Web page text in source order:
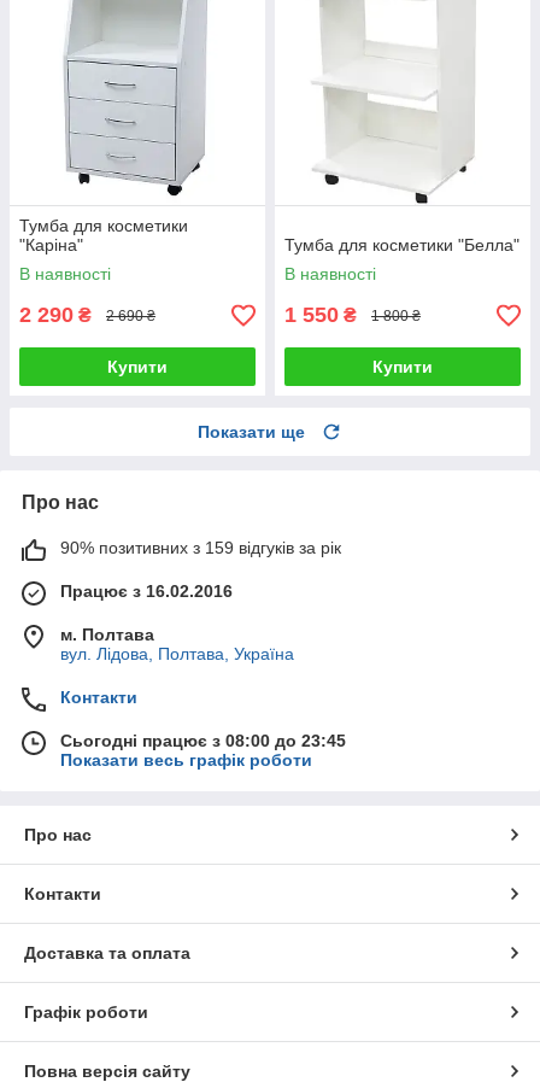
Тумба для косметики
"Каріна"
В наявності
2 290 ₴ 2 690 ₴
Купити
Тумба для косметики "Белла"
В наявності
1 550 ₴ 1 800 ₴
Купити
Показати ще
Про нас
90% позитивних з 159 відгуків за рік
Працює з 16.02.2016
м. Полтава
вул. Лідова, Полтава, Україна
Контакти
Сьогодні працює з 08:00 до 23:45
Показати весь графік роботи
Про нас
Контакти
Доставка та оплата
Графік роботи
Повна версія сайту